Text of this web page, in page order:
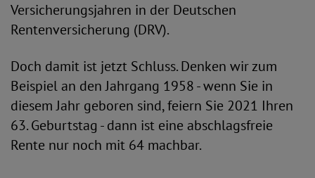
Versicherungsjahren in der Deutschen
Rentenversicherung (DRV).
Doch damit ist jetzt Schluss. Denken wir zum
Beispiel an den Jahrgang 1958 - wenn Sie in
diesem Jahr geboren sind, feiern Sie 2021 Ihren
63. Geburtstag - dann ist eine abschlagsfreie
Rente nur noch mit 64 machbar.